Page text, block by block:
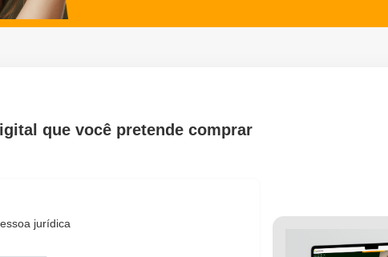
que você pretende comprar
jurídica